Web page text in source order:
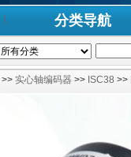
分类导航
>> 实心轴编码器 >> ISC38 >>